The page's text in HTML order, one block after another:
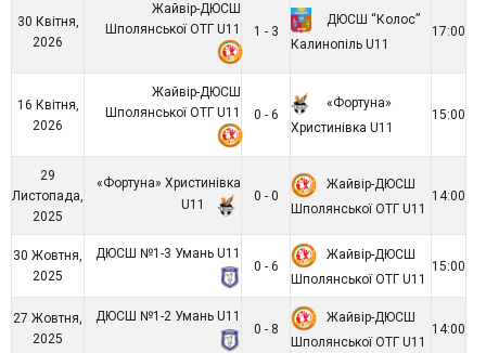
30 Квітня,
2026
Жайвір-ДЮСШ
Шполянської ОТГ U11
1 - 3
ДЮСШ “Колос”
Калинопіль U11
17:00
16 Квітня,
2026
Жайвір-ДЮСШ
Шполянської ОТГ U11
0 - 6
«Фортуна»
Христинівка U11
15:00
29
Листопада,
2025
«Фортуна» Христинівка
U11
0 - 0
Жайвір-ДЮСШ
Шполянської ОТГ U11
14:00
30 Жовтня,
2025
ДЮСШ №1-3 Умань U11
0 - 6
Жайвір-ДЮСШ
Шполянської ОТГ U11
15:00
27 Жовтня,
2025
ДЮСШ №1-2 Умань U11
0 - 8
Жайвір-ДЮСШ
Шполянської ОТГ U11
14:00